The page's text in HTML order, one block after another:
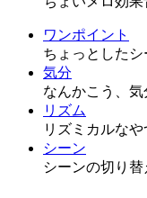
ワンポイント
ちょっとした
気分
なんかこう、
リズム
リズミカルなや
シーン
シーンの切り